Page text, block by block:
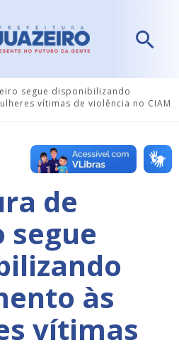
segue disponibilizando
vítimas de violência no CIAM
de
segue
às
vítimas